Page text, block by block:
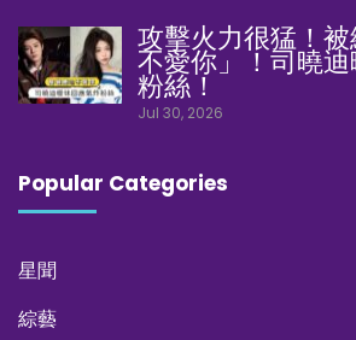
攻擊火力很猛！
不愛你」！司曉
粉絲！
Jul 30, 2026
Popular Categories
星聞
綜藝